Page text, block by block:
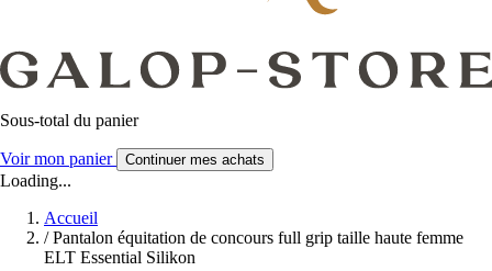
Sous-total du panier
Voir mon panier Continuer mes achats
Loading...
Accueil
/ Pantalon équitation de concours full grip taille haute femme
ELT Essential Silikon